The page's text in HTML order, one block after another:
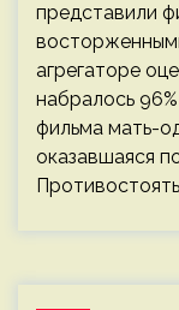
представили
агрегаторе
набралось
фильма мать-
оказавшаяся